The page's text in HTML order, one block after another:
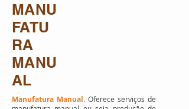
MANU
FATU
RA
MANU
AL
Manufatura Manual. Oferece serviços de